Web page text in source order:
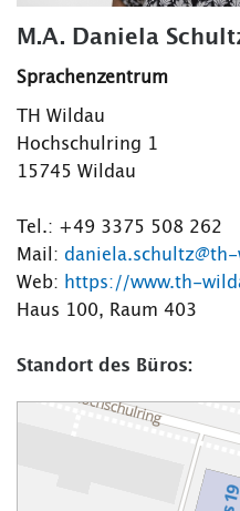
M.A. Daniela
Sprachenzentrum
TH Wildau
Hochschulring 1
15745 Wildau
Tel.: +49 3375 508 262
Mail:
Web: https://www.th-
Haus 100, Raum 403
Standort des Büros: